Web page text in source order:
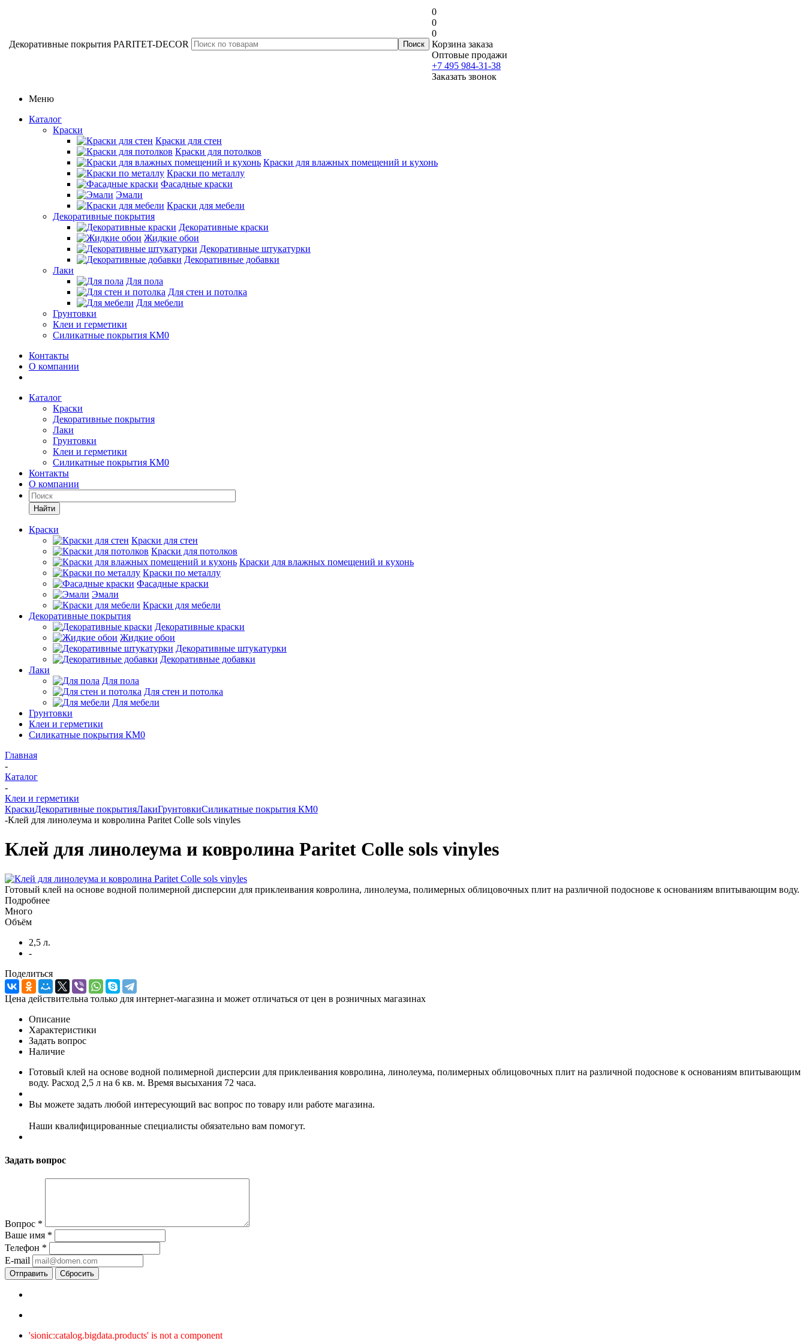
Декоративные покрытия PARITET-DECOR
0
0
0
Корзина заказа
Оптовые продажи
+7 495 984-31-38
Заказать звонок
Меню
Каталог
Краски
Краски для стен
Краски для потолков
Краски для влажных помещений и кухонь
Краски по металлу
Фасадные краски
Эмали
Краски для мебели
Декоративные покрытия
Декоративные краски
Жидкие обои
Декоративные штукатурки
Декоративные добавки
Лаки
Для пола
Для стен и потолка
Для мебели
Грунтовки
Клеи и герметики
Силикатные покрытия КМ0
Контакты
О компании
Каталог
Краски
Декоративные покрытия
Лаки
Грунтовки
Клеи и герметики
Силикатные покрытия КМ0
Контакты
О компании
Найти
Краски
Краски для стен
Краски для потолков
Краски для влажных помещений и кухонь
Краски по металлу
Фасадные краски
Эмали
Краски для мебели
Декоративные покрытия
Декоративные краски
Жидкие обои
Декоративные штукатурки
Декоративные добавки
Лаки
Для пола
Для стен и потолка
Для мебели
Грунтовки
Клеи и герметики
Силикатные покрытия КМ0
Главная
-
Каталог
-
Клеи и герметики
КраскиДекоративные покрытияЛакиГрунтовкиСиликатные покрытия КМ0
-Клей для линолеума и ковролина Paritet Colle sols vinyles
Клей для линолеума и ковролина Paritet Colle sols vinyles
Готовый клей на основе водной полимерной дисперсии для приклеивания ковролина, линолеума, полимерных облицовочных плит на различной подоснове к основаниям впитывающим воду.
Подробнее
Много
Объём
2,5 л.
-
Поделиться
Цена действительна только для интернет-магазина и может отличаться от цен в розничных магазинах
Описание
Характеристики
Задать вопрос
Наличие
Готовый клей на основе водной полимерной дисперсии для приклеивания ковролина, линолеума, полимерных облицовочных плит на различной подоснове к основаниям впитывающим
воду. Расход 2,5 л на 6 кв. м. Время высыхания 72 часа.
Вы можете задать любой интересующий вас вопрос по товару или работе магазина.
Наши квалифицированные специалисты обязательно вам помогут.
Задать вопрос
Вопрос *
Ваше имя *
Телефон *
E-mail
Сбросить
'sionic:catalog.bigdata.products' is not a component